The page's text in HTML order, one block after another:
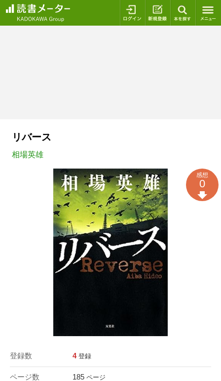
ログイン 新規登録
リバース
相場英雄
登録数 4 登録
ページ数 185 ページ
感想
0